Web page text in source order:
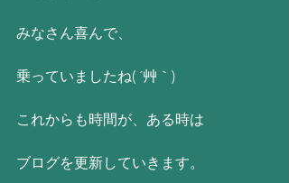
みなさん喜んで、
乗っていましたね( ´艸｀)
これからも時間が、ある時は
ブログを更新していきます。